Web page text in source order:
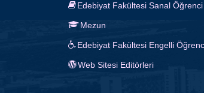
Edebiyat Fakültesi Sanal Öğrenci
Mezun
Edebiyat Fakültesi Engelli
Web Sitesi Editörleri